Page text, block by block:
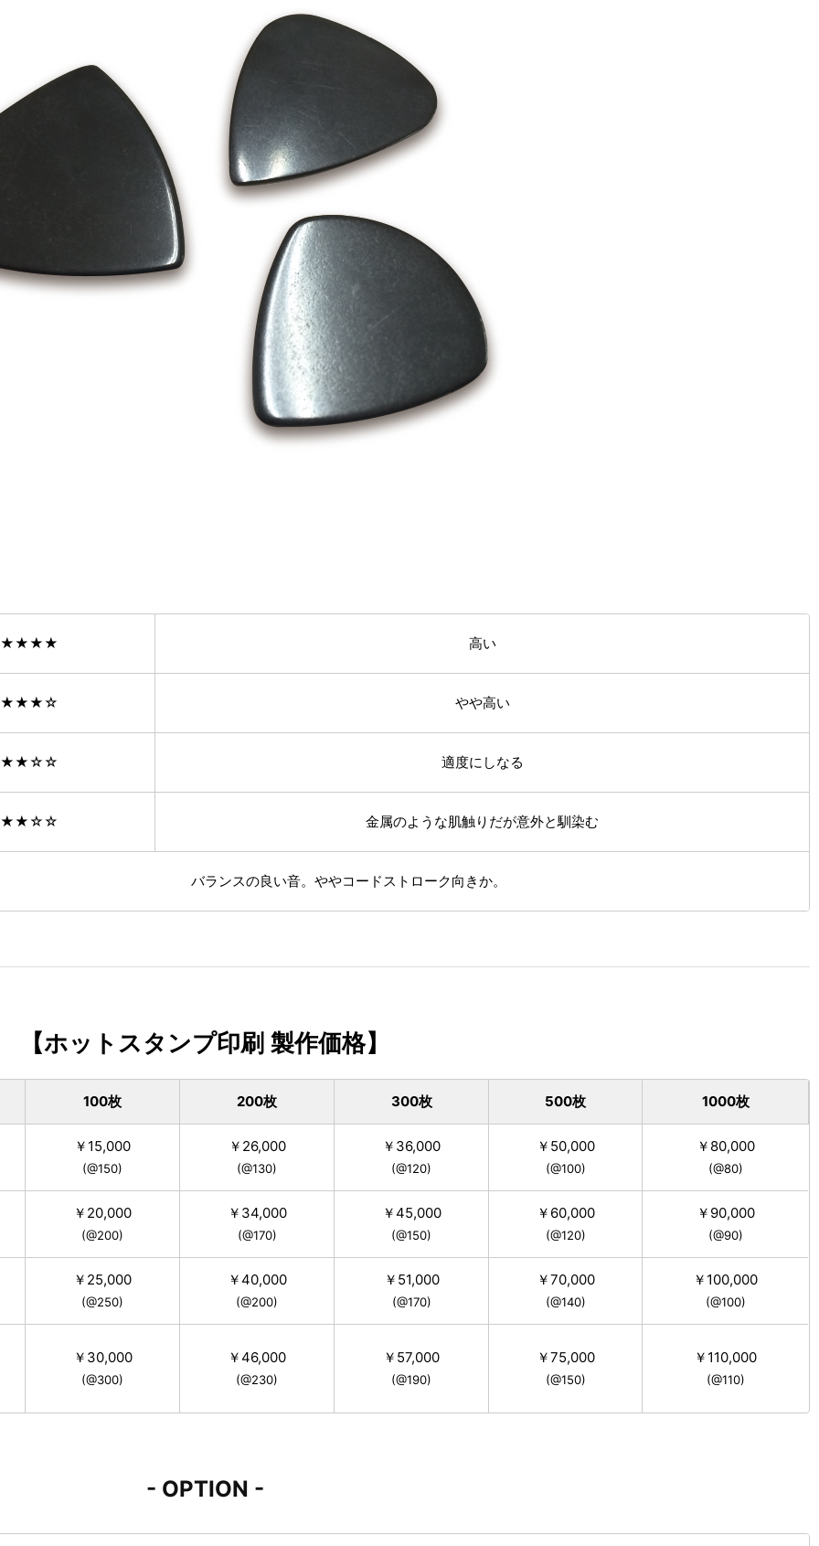
高い
やや高い
適度にしなる
金属のような肌触りだが意外と馴染む
バランスの良い音。 ややコードストローク向きか。
【ホットスタンプ印刷 製作価格】
100枚 200枚 300枚 500枚 1000枚
￥15,000
(@150)
￥26,000
(@130)
￥36,000
(@120)
￥50,000
(@100)
￥80,000
(@80)
￥20,000
(@200)
￥34,000
(@170)
￥45,000
(@150)
￥60,000
(@120)
￥90,000
(@90)
￥25,000
(@250)
￥40,000
(@200)
￥51,000
(@170)
￥70,000
(@140)
￥100,000
(@100)
￥30,000
(@300)
￥46,000
(@230)
￥57,000
(@190)
￥75,000
(@150)
￥110,000
(@110)
- OPTION -